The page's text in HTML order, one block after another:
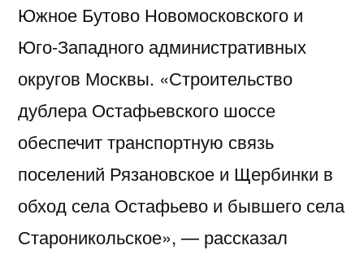
Южное Бутово Новомосковского и
Юго-Западного административных
округов Москвы. «Строительство
дублера Остафьевского шоссе
обеспечит транспортную связь
поселений Рязановское и Щербинки в
обход села Остафьево и бывшего села
Староникольское», — рассказал